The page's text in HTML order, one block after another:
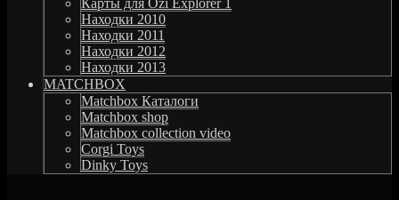
Находки 2010
Находки 2011
Находки 2012
Находки 2013
MATCHBOX
Matchbox Каталоги
Matchbox shop
Matchbox collection video
Corgi Toys
Dinky Toys